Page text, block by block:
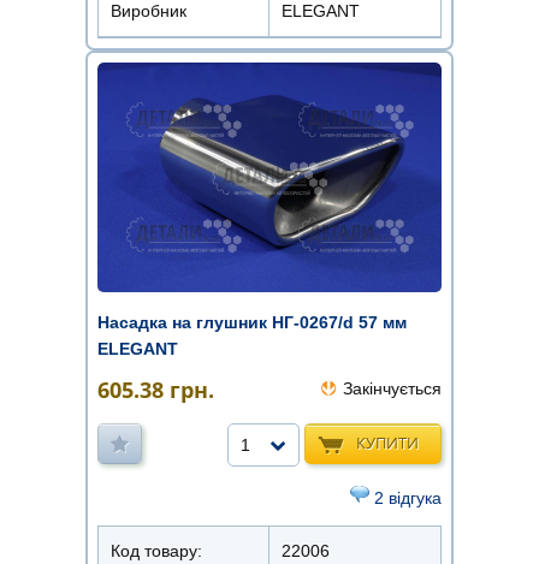
Виробник ELEGANT
Насадка на глушник НГ-0267/d 57 мм
ELEGANT
605.38 грн. Закінчується
КУПИТИ
1
2 відгука
Код товару: 22006